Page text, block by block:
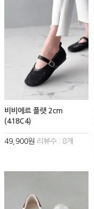
비비에르 플랫 2cm
(418C4)
49,900원 리뷰수 : 8개